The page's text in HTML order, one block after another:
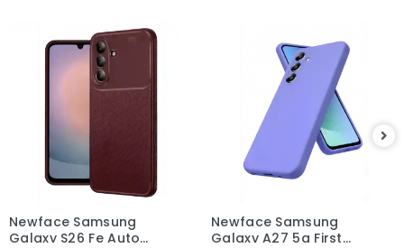
Newface Samsung
Galaxy S26 Fe Auto
Newface Samsung
Galaxy A27 5g First